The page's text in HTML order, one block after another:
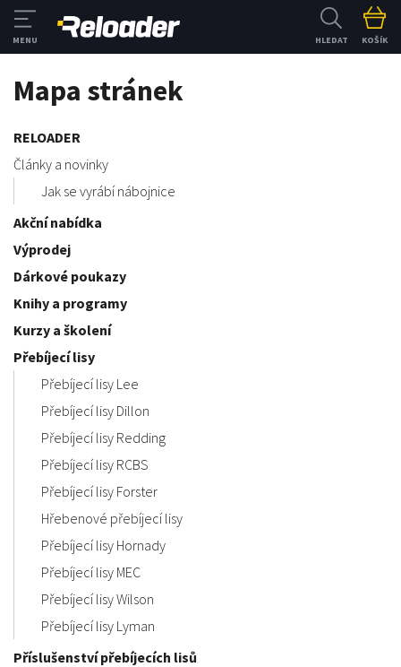
HLEDAT KOŠÍK
Mapa stránek
RELOADER
Články a novinky
Jak se vyrábí nábojnice
Akční nabídka
Výprodej
Dárkové poukazy
Knihy a programy
Kurzy a školení
Přebíjecí lisy
Přebíjecí lisy Lee
Přebíjecí lisy Dillon
Přebíjecí lisy Redding
Přebíjecí lisy RCBS
Přebíjecí lisy Forster
Hřebenové přebíjecí lisy
Přebíjecí lisy Hornady
Přebíjecí lisy MEC
Přebíjecí lisy Wilson
Přebíjecí lisy Lyman
Příslušenství přebíjecích lisů